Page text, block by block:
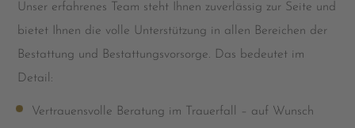
Unser erfahrenes Team steht Ihnen zuverlässig zur Seite und
bietet Ihnen die volle Unterstützung in allen Bereichen der
Bestattung und Bestattungsvorsorge. Das bedeutet im
Detail:
Vertrauensvolle Beratung im Trauerfall – auf Wunsch